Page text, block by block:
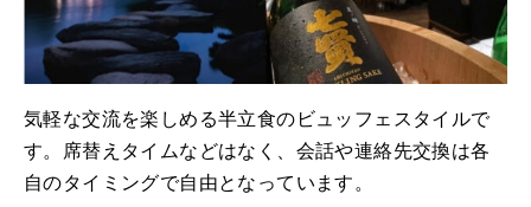
気軽な交流を楽しめる半立食のビュッフェスタイルで
す。席替えタイムなどはなく、会話や連絡先交換は各
自のタイミングで自由となっています。